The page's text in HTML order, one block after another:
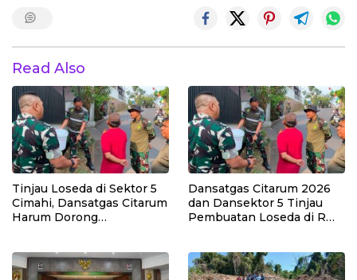
Read Also
Tinjau Loseda di Sektor 5
Cimahi, Dansatgas Citarum
Harum Dorong
Dansatgas Citarum 2026
dan Dansektor 5 Tinjau
Pembuatan Loseda di RW